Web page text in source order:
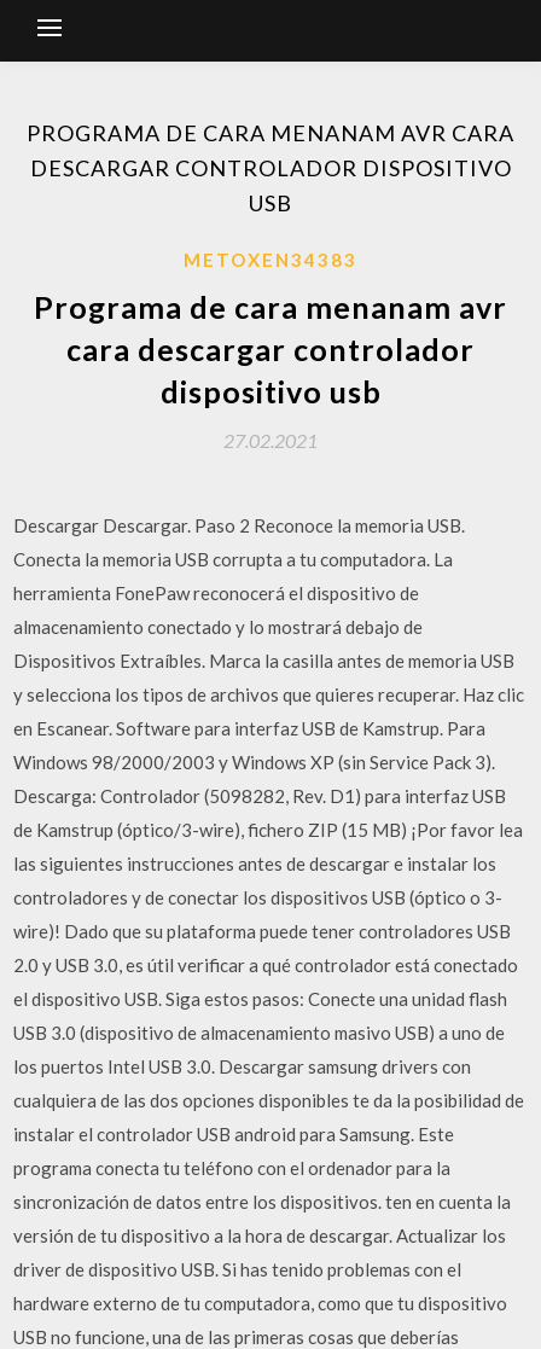
PROGRAMA DE CARA MENANAM AVR CARA
DESCARGAR CONTROLADOR DISPOSITIVO
USB
METOXEN34383
Programa de cara menanam avr
cara descargar controlador
dispositivo usb
27.02.2021
Descargar Descargar. Paso 2 Reconoce la memoria USB.
Conecta la memoria USB corrupta a tu computadora. La
herramienta FonePaw reconocerá el dispositivo de
almacenamiento conectado y lo mostrará debajo de
Dispositivos Extraíbles. Marca la casilla antes de memoria USB
y selecciona los tipos de archivos que quieres recuperar. Haz clic
en Escanear. Software para interfaz USB de Kamstrup. Para
Windows 98/2000/2003 y Windows XP (sin Service Pack 3).
Descarga: Controlador (5098282, Rev. D1) para interfaz USB
de Kamstrup (óptico/3-wire), fichero ZIP (15 MB) ¡Por favor lea
las siguientes instrucciones antes de descargar e instalar los
controladores y de conectar los dispositivos USB (óptico o 3-
wire)! Dado que su plataforma puede tener controladores USB
2.0 y USB 3.0, es útil verificar a qué controlador está conectado
el dispositivo USB. Siga estos pasos: Conecte una unidad flash
USB 3.0 (dispositivo de almacenamiento masivo USB) a uno de
los puertos Intel USB 3.0. Descargar samsung drivers con
cualquiera de las dos opciones disponibles te da la posibilidad de
instalar el controlador USB android para Samsung. Este
programa conecta tu teléfono con el ordenador para la
sincronización de datos entre los dispositivos. ten en cuenta la
versión de tu dispositivo a la hora de descargar. Actualizar los
driver de dispositivo USB. Si has tenido problemas con el
hardware externo de tu computadora, como que tu dispositivo
USB no funcione, una de las primeras cosas que deberías